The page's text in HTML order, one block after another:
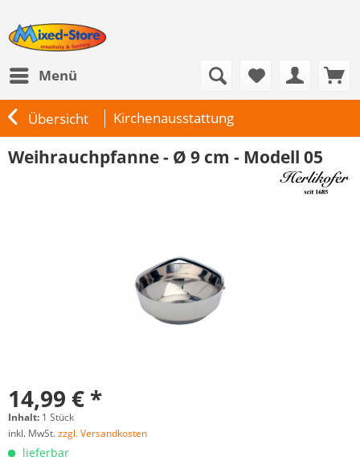
Menü
Übersicht Kirchenausstattung
Weihrauchpfanne - Ø 9 cm - Modell 05
14,99 € *
Inhalt: 1 Stück
inkl. MwSt.zzgl. Versandkosten
lieferbar